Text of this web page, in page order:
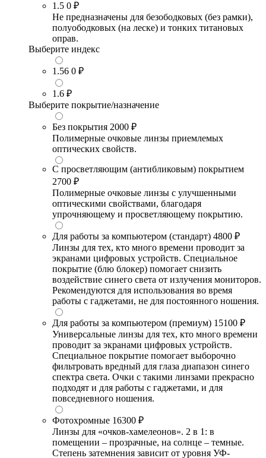
1.5 0 ₽
Не предназначены для безободковых (без рамки),
полуободковых (на леске) и тонких титановых
оправ.
Выберите индекс
1.56 0 ₽
1.6 ₽
Выберите покрытие/назначение
Без покрытия 2000 ₽
Полимерные очковые линзы приемлемых
оптических свойств.
С просветляющим (антибликовым) покрытием
2700 ₽
Полимерные очковые линзы с улучшенными
оптическими свойствами, благодаря
упрочняющему и просветляющему покрытию.
Для работы за компьютером (стандарт) 4800 ₽
Линзы для тех, кто много времени проводит за
экранами цифровых устройств. Специальное
покрытие (блю блокер) помогает снизить
воздействие синего света от излучения мониторов.
Рекомендуются для использования во время
работы с гаджетами, не для постоянного ношения.
Для работы за компьютером (премиум) 15100 ₽
Универсальные линзы для тех, кто много времени
проводит за экранами цифровых устройств.
Специальное покрытие помогает выборочно
фильтровать вредный для глаза диапазон синего
спектра света. Очки с такими линзами прекрасно
подходят и для работы с гаджетами, и для
повседневного ношения.
Фотохромные 16300 ₽
Линзы для «очков-хамелеонов». 2 в 1: в
помещении – прозрачные, на солнце – темные.
Степень затемнения зависит от уровня УФ-